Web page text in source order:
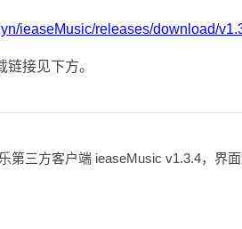
ieaseMusic/releases/download/
接见下方。
第三方客户端 ieaseMusic v1.3.4，界